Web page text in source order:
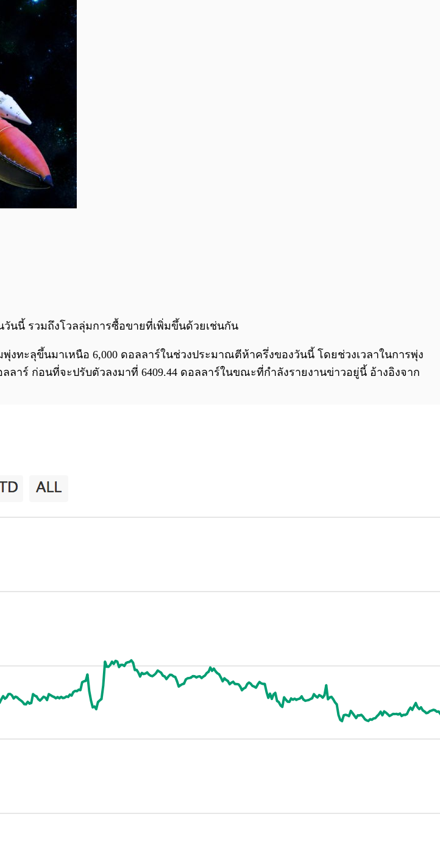
นนี้ รวมถึงโวลลุ่มการซื้อขายที่เพิ่มขึ้นด้วยเช่นกัน
พุ่งทะลุขึ้นมาเหนือ 6,000 ดอลลาร์ในช่วงประมาณตีห้าครึ่งของวันนี้ โดยช่วงเวลาในการพุ่ง
าร์ ก่อนที่จะปรับตัวลงมาที่ 6409.44 ดอลลาร์ในขณะที่กำลังรายงานข่าวอยู่นี้ อ้างอิงจาก